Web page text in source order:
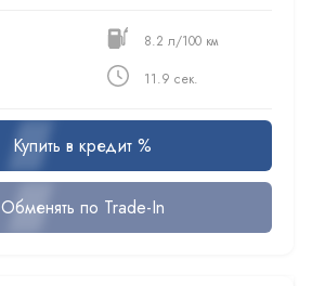
8.2 л/100 км
11.9 сек.
Купить в кредит %
Обменять по Trade-In